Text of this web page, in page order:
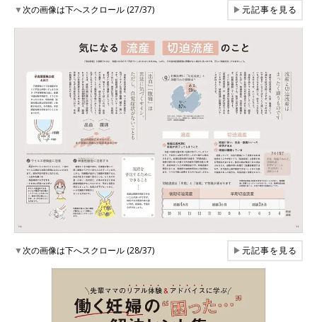
▼次の画像は下へスクロール (27/37) ▶元記事を見る
▼次の画像は下へスクロール (28/37) ▶元記事を見る